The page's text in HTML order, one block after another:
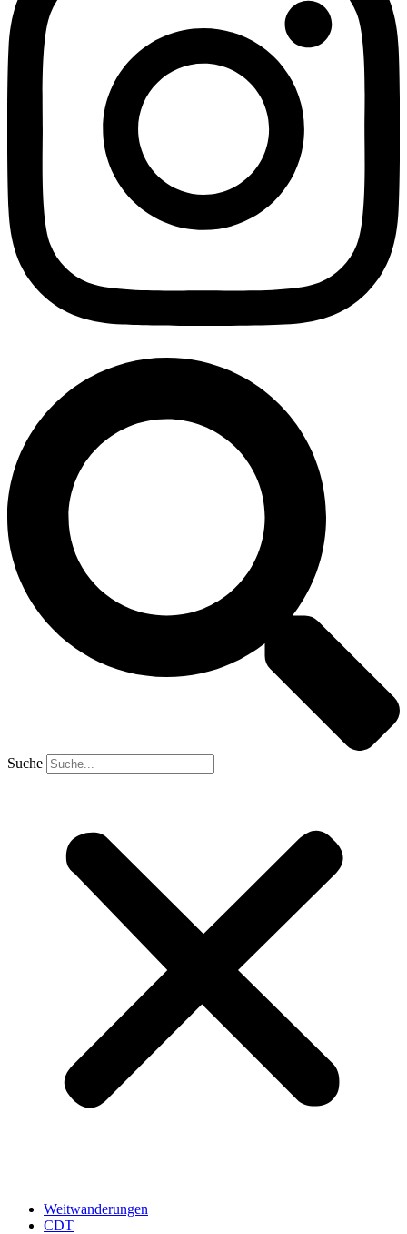
Suche
Weitwanderungen
CDT